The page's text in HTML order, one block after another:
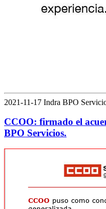
2021-11-17 Indra BPO
CCOO: firmado el
BPO Servicios.